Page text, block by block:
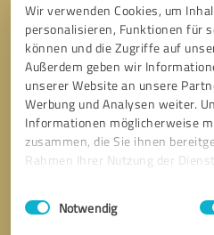
Wir verwenden Cookies, um
personalisieren, Funktionen für
können und die Zugriffe auf
Außerdem geben wir
unserer Website an unsere
Werbung und Analysen weiter.
Informationen möglicherweise
zusammen, die Sie ihnen
Rahmen Ihrer Nutzung der
Impressum
Einwilligungsauswahl
Notwendig